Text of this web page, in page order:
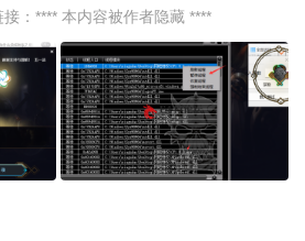
：**** 本内容被作者隐藏 ****